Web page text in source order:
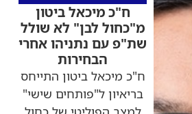
ח"כ מיכאל ביטון
מ"כחול לבן" לא שולל
שת"פ עם נתניהו אחרי
הבחירות
ח"כ מיכאל ביטון התייחס
בריאיון ל"פותחים שישי"